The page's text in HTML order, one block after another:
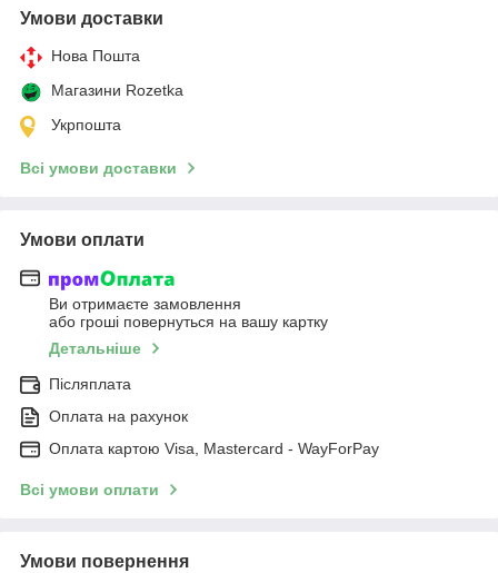
Умови доставки
Нова Пошта
Магазини Rozetka
Укрпошта
Всі умови доставки
Умови оплати
Ви отримаєте замовлення
або гроші повернуться на вашу картку
Детальніше
Післяплата
Оплата на рахунок
Оплата картою Visa, Mastercard - WayForPay
Всі умови оплати
Умови повернення